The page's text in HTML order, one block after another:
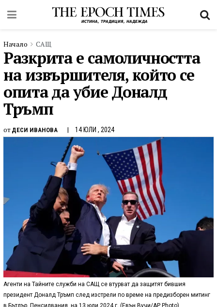
Начало САЩ
Разкрита е самоличността
на извършителя, който се
опита да убие Доналд
Тръмп
от ДЕСИ ИВАНОВА 14 ЮЛИ , 2024
Агенти на Тайните служби на САЩ се втурват да защитят бившия
президент Доналд Тръмп след изстрели по време на предизборен митинг
в Бътлър, Пенсилвания, на 13 юли 2024 г. (Евън Вучи/AP Photo)